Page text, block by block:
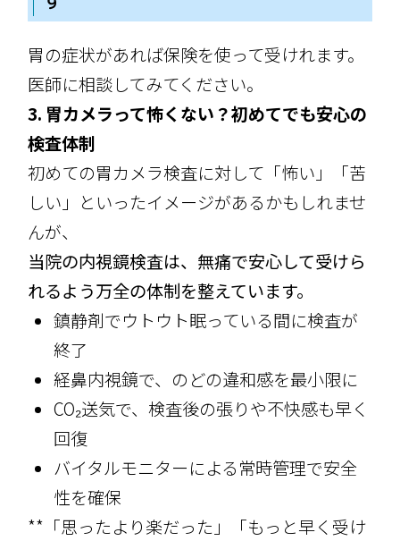
胃の症状があれば保険を使って受けれます。
医師に相談してみてください。
3. 胃カメラって怖くない？初めてでも安心の
検査体制
初めての胃カメラ検査に対して「怖い」「苦
しい」といったイメージがあるかもしれませ
んが、
当院の内視鏡検査は、無痛で安心して受けら
れるよう万全の体制を整えています。
鎮静剤でウトウト眠っている間に検査が
終了
経鼻内視鏡で、のどの違和感を最小限に
CO₂送気で、検査後の張りや不快感も早く
回復
バイタルモニターによる常時管理で安全
性を確保
**「思ったより楽だった」「もっと早く受け